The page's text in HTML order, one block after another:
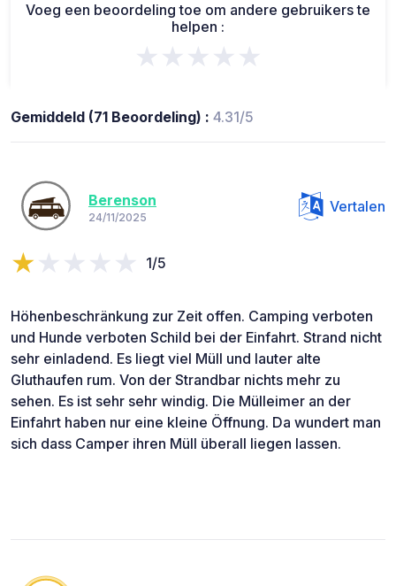
Voeg een beoordeling toe om andere gebruikers te
helpen :
★★★★★
Gemiddeld (71 Beoordeling) : 4.31/5
Berenson
24/11/2025
Vertalen
1/5
Höhenbeschränkung zur Zeit offen. Camping verboten
und Hunde verboten Schild bei der Einfahrt. Strand nicht
sehr einladend. Es liegt viel Müll und lauter alte
Gluthaufen rum. Von der Strandbar nichts mehr zu
sehen. Es ist sehr sehr windig. Die Mülleimer an der
Einfahrt haben nur eine kleine Öffnung. Da wundert man
sich dass Camper ihren Müll überall liegen lassen.